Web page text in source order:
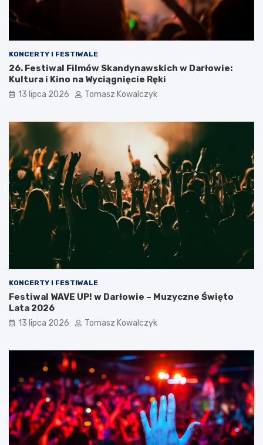
KONCERTY I FESTIWALE
26. Festiwal Filmów Skandynawskich w Darłowie:
Kultura i Kino na Wyciągnięcie Ręki
13 lipca 2026 Tomasz Kowalczyk
KONCERTY I FESTIWALE
Festiwal WAVE UP! w Darłowie – Muzyczne Święto
Lata 2026
13 lipca 2026 Tomasz Kowalczyk